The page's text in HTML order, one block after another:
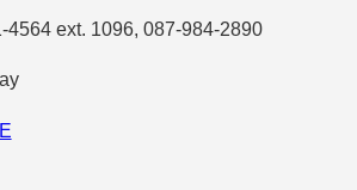
4564 ext. 1096, 087-984-2890